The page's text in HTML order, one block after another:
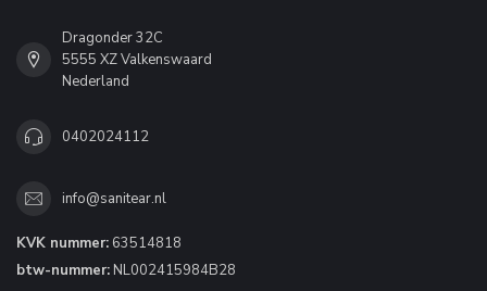
Dragonder 32C
5555 XZ Valkenswaard
Nederland
0402024112
info@sanitear.nl
KVK nummer: 63514818
btw-nummer: NL002415984B28